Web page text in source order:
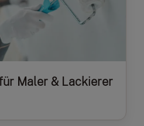
Maler & Lackierer